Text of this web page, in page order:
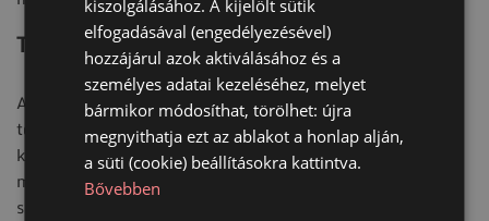
Tervezés és utólagos gondozás
A talajcsavaros alapozás hatékonysága a megfelelő
telepítés mellett, az előzetes tervezéstől és az utólagos
karbantartástól is függ. Ha az egyes elemek nem a
megfelelő módon kerülnek elhelyezésre, az komoly
szerkezeti problémákhoz vezethet.
kiszolgálásához. A kijelölt sütik
elfogadásával (engedélyezésével)
hozzájárul azok aktiválásához és a
személyes adatai kezeléséhez, melyet
bármikor módosíthat, törölhet: újra
megnyithatja ezt az ablakot a honlap alján,
a süti (cookie) beállításokra kattintva.
Bővebben